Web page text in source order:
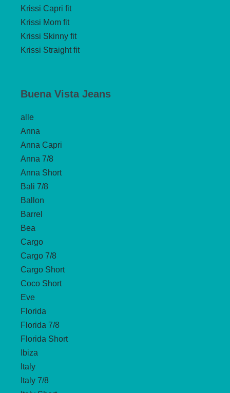
Krissi Capri fit
Krissi Mom fit
Krissi Skinny fit
Krissi Straight fit
Buena Vista Jeans
alle
Anna
Anna Capri
Anna 7/8
Anna Short
Bali 7/8
Ballon
Barrel
Bea
Cargo
Cargo 7/8
Cargo Short
Coco Short
Eve
Florida
Florida 7/8
Florida Short
Ibiza
Italy
Italy 7/8